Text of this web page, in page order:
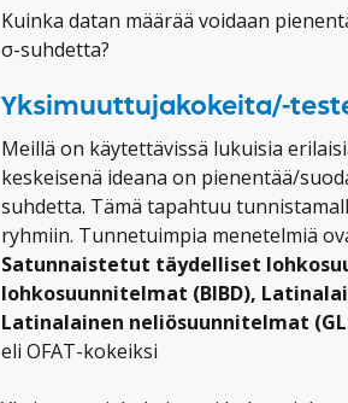
Kuinka datan määrää voidaan
σ-suhdetta?
Yksimuuttujakokeita/-
Meillä on käytettävissä lukuisia
keskeisenä ideana on pienentää/
suhdetta. Tämä tapahtuu
ryhmiin. Tunnetuimpia menetelmiä
Satunnaistetut täydelliset
lohkosuunnitelmat (BIBD),
Latinalainen neliösuunnitelmat
eli OFAT-kokeiksi